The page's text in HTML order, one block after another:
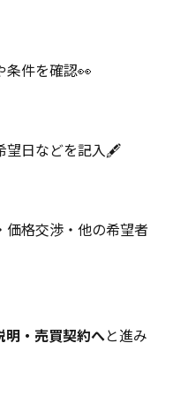
条件を確認👀
望日などを記入🖋
価格交渉・他の希望者
明・売買契約へと進み